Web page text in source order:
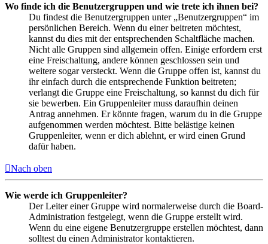
Wo finde ich die Benutzergruppen und wie trete ich ihnen bei?
Du findest die Benutzergruppen unter „Benutzergruppen“ im
persönlichen Bereich. Wenn du einer beitreten möchtest,
kannst du dies mit der entsprechenden Schaltfläche machen.
Nicht alle Gruppen sind allgemein offen. Einige erfordern erst
eine Freischaltung, andere können geschlossen sein und
weitere sogar versteckt. Wenn die Gruppe offen ist, kannst du
ihr einfach durch die entsprechende Funktion beitreten;
verlangt die Gruppe eine Freischaltung, so kannst du dich für
sie bewerben. Ein Gruppenleiter muss daraufhin deinen
Antrag annehmen. Er könnte fragen, warum du in die Gruppe
aufgenommen werden möchtest. Bitte belästige keinen
Gruppenleiter, wenn er dich ablehnt, er wird einen Grund
dafür haben.
Nach oben
Wie werde ich Gruppenleiter?
Der Leiter einer Gruppe wird normalerweise durch die Board-
Administration festgelegt, wenn die Gruppe erstellt wird.
Wenn du eine eigene Benutzergruppe erstellen möchtest, dann
solltest du einen Administrator kontaktieren.